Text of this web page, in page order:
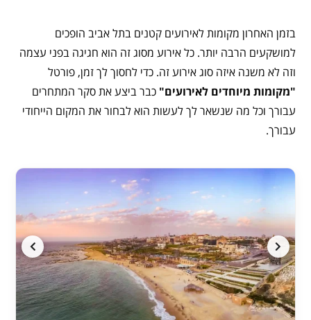
בזמן האחרון מקומות לאירועים קטנים בתל אביב הופכים
למושקעים הרבה יותר. כל אירוע מסוג זה הוא חגיגה בפני עצמה
וזה לא משנה איזה סוג אירוע זה. כדי לחסוך לך זמן, פורטל
"מקומות מיוחדים לאירועים" כבר ביצע את סקר המתחרים
עבורך וכל מה שנשאר לך לעשות הוא לבחור את המקום הייחודי
עבורך.